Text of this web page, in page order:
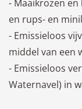
- Maaikrozen
en rups- en
- Emissieloos
middel van een
- Emissieloos
Waternavel) in